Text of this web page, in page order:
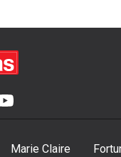
Marie Claire